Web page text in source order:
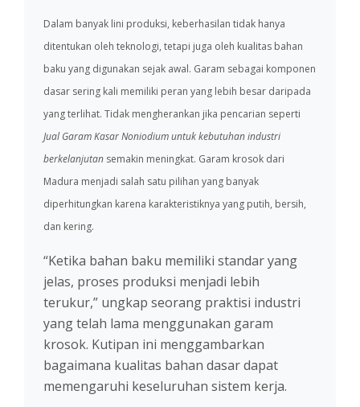
Dalam banyak lini produksi, keberhasilan tidak hanya
ditentukan oleh teknologi, tetapi juga oleh kualitas bahan
baku yang digunakan sejak awal. Garam sebagai komponen
dasar sering kali memiliki peran yang lebih besar daripada
yang terlihat. Tidak mengherankan jika pencarian seperti
Jual Garam Kasar Noniodium untuk kebutuhan industri
berkelanjutan semakin meningkat. Garam krosok dari
Madura menjadi salah satu pilihan yang banyak
diperhitungkan karena karakteristiknya yang putih, bersih,
dan kering.
“Ketika bahan baku memiliki standar yang
jelas, proses produksi menjadi lebih
terukur,” ungkap seorang praktisi industri
yang telah lama menggunakan garam
krosok. Kutipan ini menggambarkan
bagaimana kualitas bahan dasar dapat
memengaruhi keseluruhan sistem kerja.